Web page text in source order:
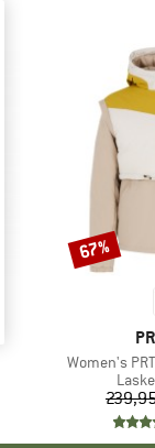
Tuote
Women's
Alennus
67%